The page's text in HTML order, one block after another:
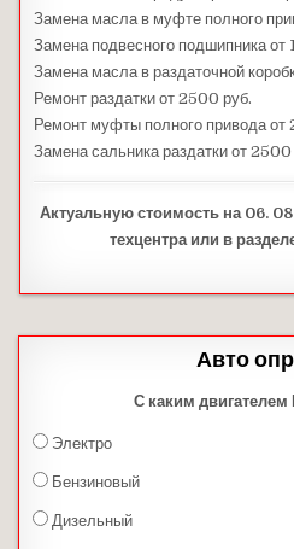
Замена масла в муфте полного
Замена подвесного подшипника от
Замена масла в раздаточной
Ремонт раздатки от 2500 руб.
Ремонт муфты полного привода от
Замена сальника раздатки от 2500
Актуальную стоимость на 06.
техцентра или в
Авто
С каким
Электро
Бензиновый
Дизельный